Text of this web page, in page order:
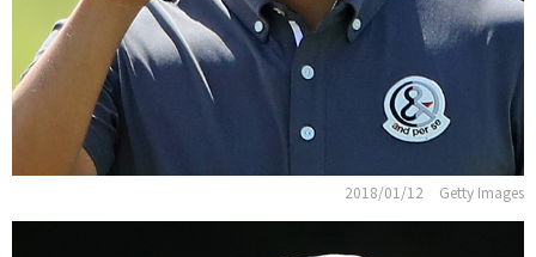
2018/01/12 Getty Images